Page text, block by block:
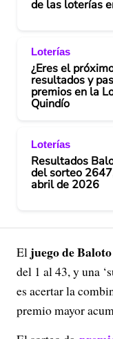
de las loterías
Loterías
¿Eres el
resultados y
premios en la
Quindío
Loterías
Resultados
del sorteo
abril de 2026
El juego de
del 1 al 43, y una
es acertar la
premio mayor